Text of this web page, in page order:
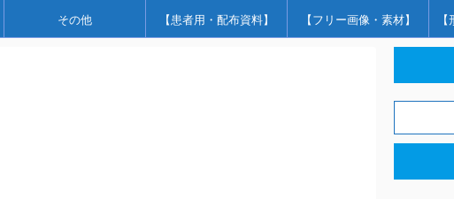
その他 【患者用・配布資料】 【フリー画像・素材】